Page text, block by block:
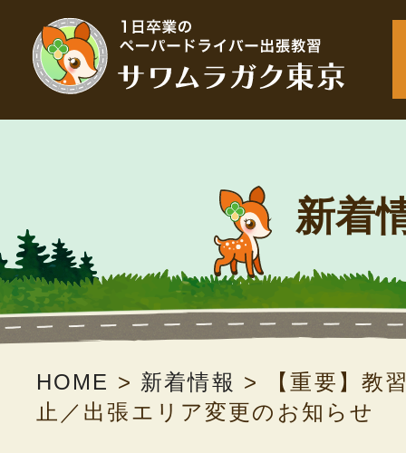
新着
HOME > 新着情報 >
【重要】教
止／出張エリア変更のお知らせ